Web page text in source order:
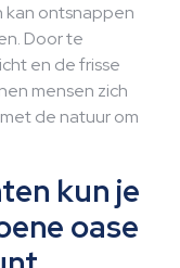
kan ontsnappen
Door te
en de frisse
mensen zich
de natuur om
kun je
oase